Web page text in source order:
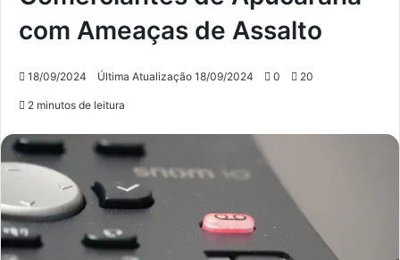
com Ameaças de Assalto
18/09/2024 Última Atualização 18/09/2024 0 20
2 minutos de leitura